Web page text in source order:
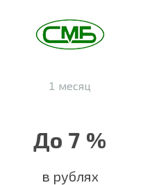
1 месяц
До 7 %
в рублях